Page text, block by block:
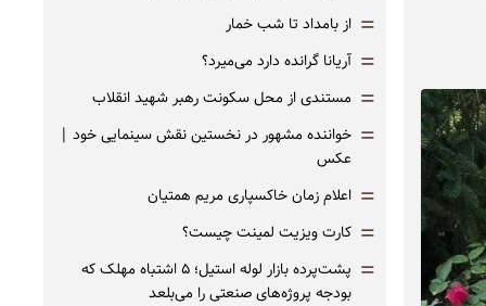
= از بامداد تا شب خمار
= آریانا گرانده دارد می‌میرد؟
= مستندی از محل سکونت رهبر شهید انقلاب
= خواننده مشهور در نخستین نقش سینمایی خود |‌
عکس
= اعلام زمان خاکسپاری مریم همتیان
= کارت ویزیت لمینت چیست؟
=
پشت‌پرده بازار لوله استیل؛ ۵ اشتباه مهلک که
بودجه پروژه‌های صنعتی را می‌بلعد